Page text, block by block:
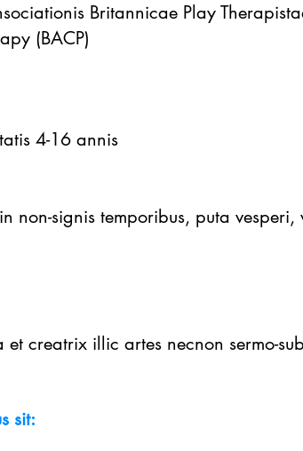
Britannicae Play
(BACP)
4-16 annis
non-signis temporibus, puta vesperi,
et creatrix illic artes necnon sermo-
sit: